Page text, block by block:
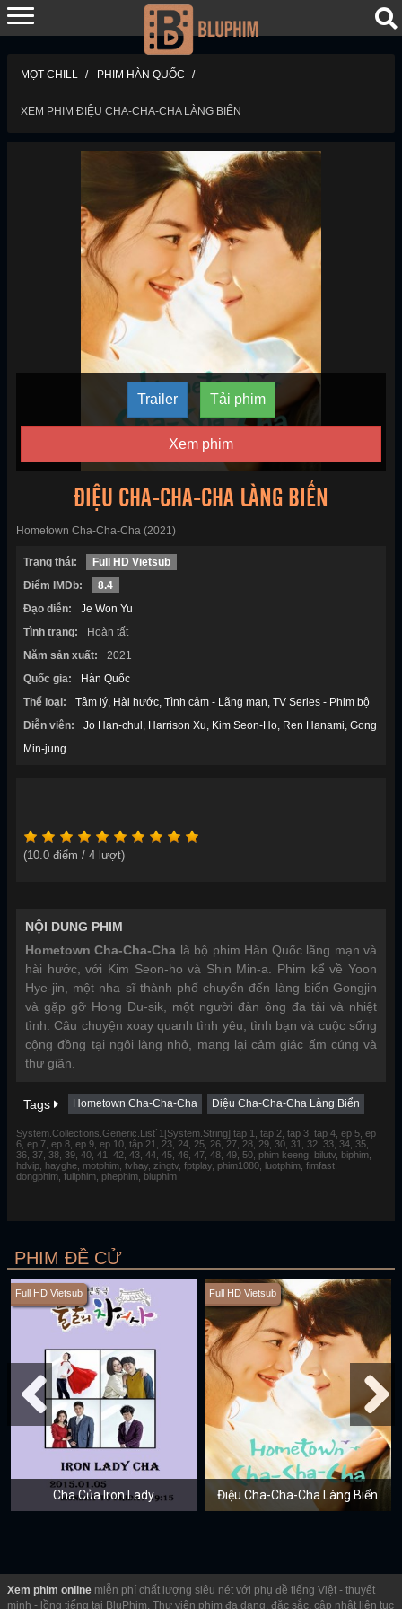
MỌT CHILL PHIM HÀN QUỐC
XEM PHIM ĐIỆU CHA-CHA-CHA LÀNG BIỂN
Trailer Tải phim
Xem phim
ĐIỆU CHA-CHA-CHA LÀNG BIỂN
Hometown Cha-Cha-Cha (2021)
Trạng thái:
Full HD Vietsub
Điểm IMDb:
8.4
Đạo diễn:
Je Won Yu
Tình trạng:
Hoàn tất
Năm sản xuất:
2021
Quốc gia:
Hàn Quốc
Thể loại:
Tâm lý Hài hước Tình cảm - Lãng mạn TV Series - Phim bộ
Diễn viên:
Jo Han-chul Harrison Xu Kim Seon-Ho Ren Hanami Gong
Min-jung
(10.0 điểm / 4 lượt)
NỘI DUNG PHIM
Hometown Cha-Cha-Cha là bộ phim Hàn Quốc lãng mạn và
hài hước, với Kim Seon-ho và Shin Min-a. Phim kể về Yoon
Hye-jin, một nha sĩ thành phố chuyển đến làng biển Gongjin
và gặp gỡ Hong Du-sik, một người đàn ông đa tài và nhiệt
tình. Câu chuyện xoay quanh tình yêu, tình bạn và cuộc sống
cộng đồng tại ngôi làng nhỏ, mang lại cảm giác ấm cúng và
thư giãn.
Tags Hometown Cha-Cha-Cha Điệu Cha-Cha-Cha Làng Biển
System.Collections.Generic.List`1[System.String] tap 1, tap 2, tap 3, tap 4, ep 5, ep
6, ep 7, ep 8, ep 9, ep 10, tập 21, 23, 24, 25, 26, 27, 28, 29, 30, 31, 32, 33, 34, 35,
36, 37, 38, 39, 40, 41, 42, 43, 44, 45, 46, 47, 48, 49, 50, phim keeng, bilutv, biphim,
hdvip, hayghe, motphim, tvhay, zingtv, fptplay, phim1080, luotphim, fimfast,
dongphim, fullphim, phephim, bluphim
PHIM ĐỀ CỬ
Full HD Vietsub
Cha Của Iron Lady
Full HD Vietsub
Điệu Cha-Cha-Cha Làng Biển
Xem phim online miễn phí chất lượng siêu nét với phụ đề tiếng Việt - thuyết
minh - lồng tiếng tại BluPhim. Thư viện phim đa dạng, đặc sắc, cập nhật liên tục